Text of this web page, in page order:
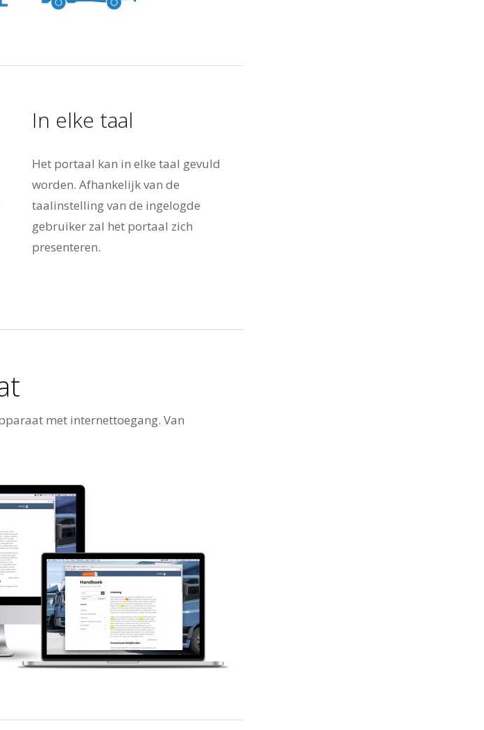
In elke taal
Het portaal kan in elke taal gevuld
worden. Afhankelijk van de
taalinstelling van de ingelogde
gebruiker zal het portaal zich
presenteren.
met internettoegang. Van